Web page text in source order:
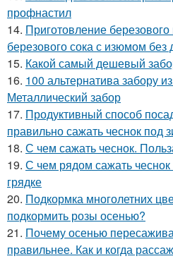
профнастил
14. Приготовление
березового сока с изюмом
15. Какой самый дешевый
16. 100 альтернатива забору
Металлический забор
17. Продуктивный способ
правильно сажать чеснок под
18. С чем сажать чеснок.
19. С чем рядом сажать
грядке
20. Подкормка многолетних
подкормить розы осенью?
21. Почему осенью
правильнее. Как и когда